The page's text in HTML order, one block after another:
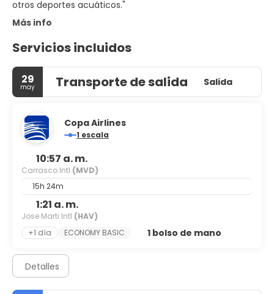
Más info
Servicios incluidos
29
may Transporte de salida Salida
Copa Airlines
1 escala
10:57 a. m.
Carrasco Intl (MVD)
15h 24m
1:21 a. m.
Jose Marti Intl (HAV)
+1 día
ECONOMY BASIC 1 bolso de mano
Detalles